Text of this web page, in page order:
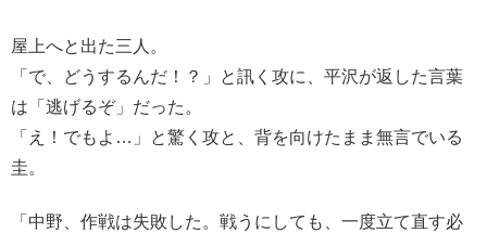
屋上へと出た三人。
「で、どうするんだ！？」と訊く攻に、平沢が返した言葉
は「逃げるぞ」だった。
「え！でもよ…」と驚く攻と、背を向けたまま無言でいる
圭。
「中野、作戦は失敗した。戦うにしても、一度立て直す必